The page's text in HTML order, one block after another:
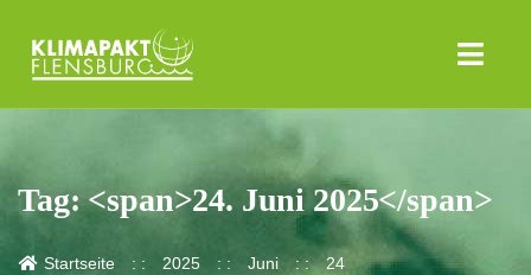
Tag: <span>24. Juni 2025</span>
Startseite 2025 Juni 24